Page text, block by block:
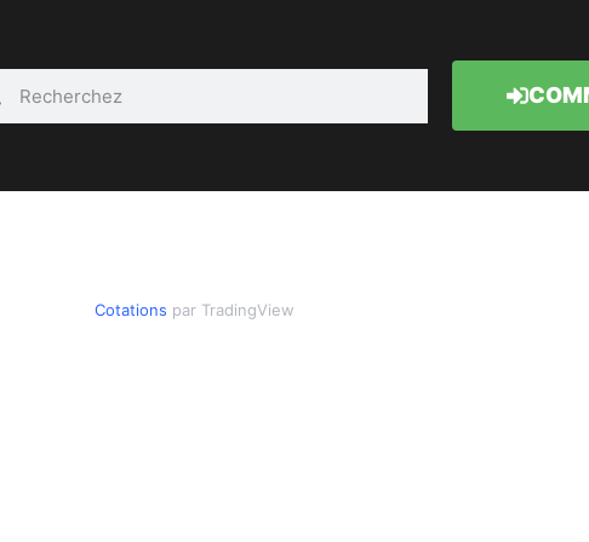
Cotations par TradingView